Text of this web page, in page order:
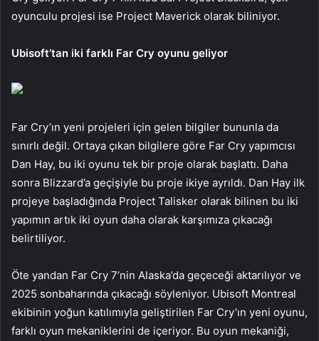
oyunculu projesi ise Project Maverick olarak biliniyor.
Ubisoft’tan iki farklı Far Cry oyunu geliyor
Far Cry’ın yeni projeleri için gelen bilgiler bununla da
sınırlı değil. Ortaya çıkan bilgilere göre Far Cry yapımcısı
Dan Hay, bu iki oyunu tek bir proje olarak başlattı. Daha
sonra Blizzard’a geçişiyle bu proje ikiye ayrıldı. Dan Hay ilk
projeye başladığında Project Talisker olarak bilinen bu iki
yapımın artık iki oyun daha olarak karşımıza çıkacağı
belirtiliyor.
Öte yandan Far Cry 7’nin Alaska’da geçeceği aktarılıyor ve
2025 sonbaharında çıkacağı söyleniyor. Ubisoft Montreal
ekibinin yoğun katılımıyla geliştirilen Far Cry’ın yeni oyunu,
farklı oyun mekaniklerini de içeriyor. Bu oyun mekaniği,